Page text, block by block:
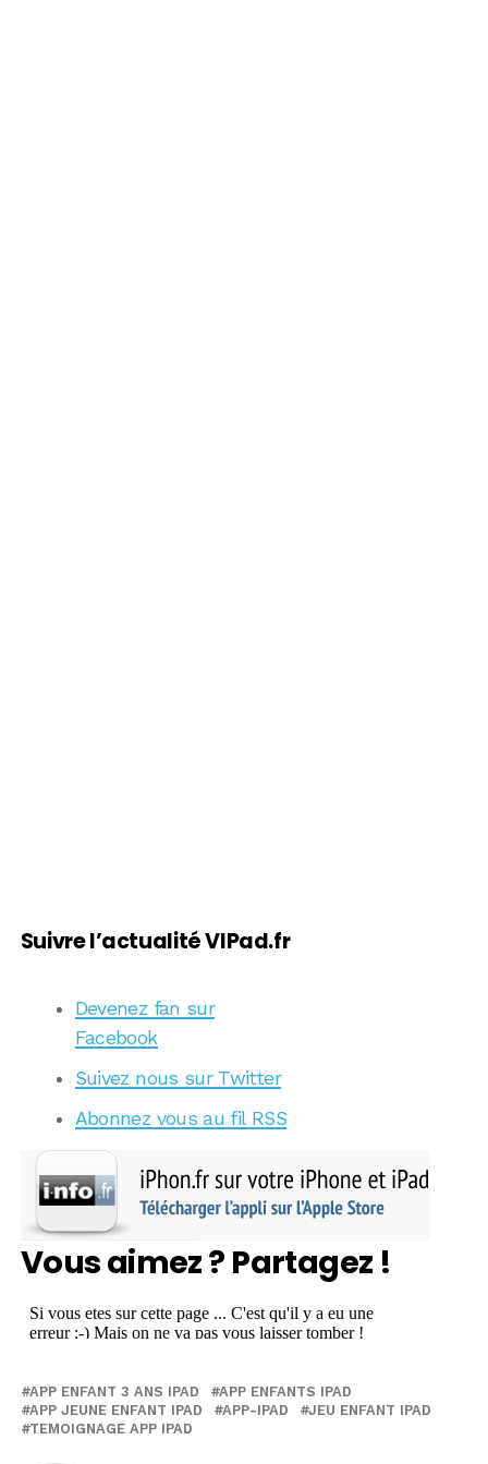
Suivre l’actualité VIPad.fr
Devenez fan sur
Facebook
Suivez nous sur Twitter
Abonnez vous au fil RSS
Vous aimez ? Partagez !
APP ENFANT 3 ANS IPAD
APP ENFANTS IPAD
APP JEUNE ENFANT IPAD
APP-IPAD
JEU ENFANT IPAD
TEMOIGNAGE APP IPAD